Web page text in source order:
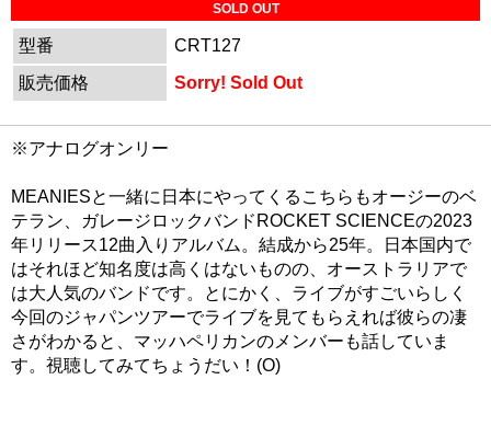
SOLD OUT
型番
CRT127
販売価格
Sorry! Sold Out
※アナログオンリー
MEANIESと一緒に日本にやってくるこちらもオージーのベ
テラン、ガレージロックバンドROCKET SCIENCEの2023
年リリース12曲入りアルバム。結成から25年。日本国内で
はそれほど知名度は高くはないものの、オーストラリアで
は大人気のバンドです。とにかく、ライブがすごいらしく
今回のジャパンツアーでライブを見てもらえれば彼らの凄
さがわかると、マッハペリカンのメンバーも話していま
す。視聴してみてちょうだい！(O)